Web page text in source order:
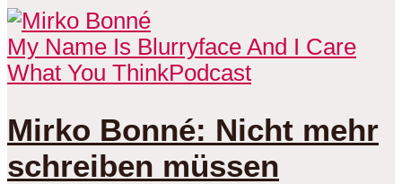
My Name Is Blurryface And I Care
What You ThinkPodcast
Mirko Bonné: Nicht mehr
schreiben müssen